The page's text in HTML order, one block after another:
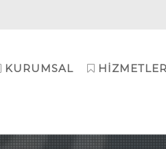
KURUMSAL HIZMETLER